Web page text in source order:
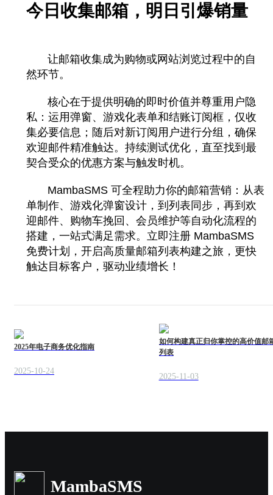
今日收集邮箱，明日引爆销量
让邮箱收集成为购物或网站浏览过程中的自
然环节。
核心在于提供明确的即时价值并尊重用户隐
私：运用弹窗、游戏化表单和结账订阅框，仅收
集必要信息；随后对新订阅用户进行分组，确保
欢迎邮件精准触达。持续测试优化，直至找到最
契合受众的优惠方案与触发时机。
MambaSMS 可全程助力你的邮箱营销：从表
单制作、游戏化弹窗设计，到列表同步，再到欢
迎邮件、购物车挽回、会员维护等自动化流程的
搭建，一站式满足需求。立即注册 MambaSMS
免费计划，开启高质量邮箱列表构建之旅，更快
触达目标客户，驱动业绩增长！
2025年电子商务优化指南
2025-10-24
如何构建真正归你掌控的高价值邮
列表
2025-11-03
MambaSMS